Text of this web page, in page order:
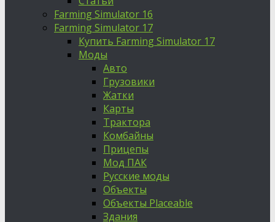
Farming Simulator 16
Farming Simulator 17
Купить Farming Simulator 17
Моды
Авто
Грузовики
Жатки
Карты
Трактора
Комбайны
Прицепы
Мод ПАК
Русские моды
Объекты
Объекты Placeable
Здания